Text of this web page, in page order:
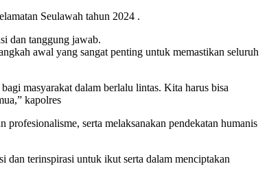
Seulawah tahun 2024 .
dan tanggung jawab.
awal yang sangat penting untuk memastikan seluruh
masyarakat dalam berlalu lintas. Kita harus bisa
kapolres
serta melaksanakan pendekatan humanis
dan terinspirasi untuk ikut serta dalam menciptakan